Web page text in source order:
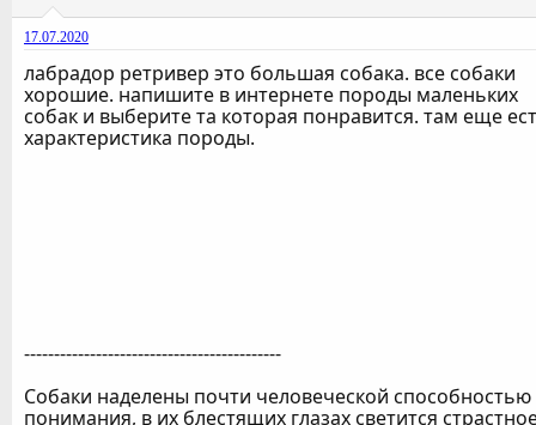
17.07.2020
лабрадор ретривер это большая собака. все собаки
хорошие. напишите в интернете породы маленьких
собак и выберите та которая понравится. там еще
характеристика породы.
-------------------------------------------
Собаки наделены почти человеческой способностью
понимания, в их блестящих глазах светится